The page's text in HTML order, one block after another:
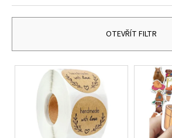
e
í
p
OTEVŘÍT FILTR
V
o
r
u